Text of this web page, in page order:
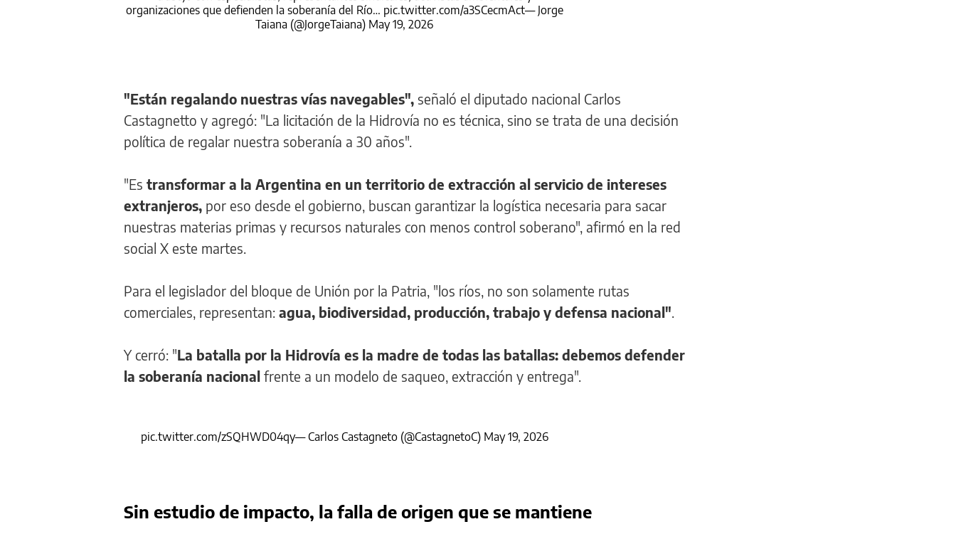
organizaciones que defienden la soberanía del Río… pic.twitter.com/a3SCecmAct— Jorge
Taiana (@JorgeTaiana) May 19, 2026
"Están regalando nuestras vías navegables", señaló el diputado nacional Carlos
Castagnetto y agregó: "La licitación de la Hidrovía no es técnica, sino se trata de una decisión
política de regalar nuestra soberanía a 30 años".
"Es transformar a la Argentina en un territorio de extracción al servicio de intereses
extranjeros, por eso desde el gobierno, buscan garantizar la logística necesaria para sacar
nuestras materias primas y recursos naturales con menos control soberano", afirmó en la red
social X este martes.
Para el legislador del bloque de Unión por la Patria, "los ríos, no son solamente rutas
comerciales, representan: agua, biodiversidad, producción, trabajo y defensa nacional".
Y cerró: "La batalla por la Hidrovía es la madre de todas las batallas: debemos defender
la soberanía nacional frente a un modelo de saqueo, extracción y entrega".
pic.twitter.com/zSQHWD04qy— Carlos Castagneto (@CastagnetoC) May 19, 2026
Sin estudio de impacto, la falla de origen que se mantiene